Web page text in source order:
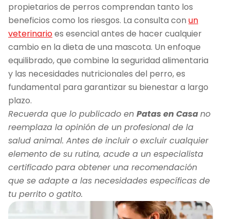
propietarios de perros comprendan tanto los
beneficios como los riesgos. La consulta con un
veterinarioes esencial antes de hacer cualquier
cambio en la dieta de una mascota. Un enfoque
equilibrado, que combine la seguridad alimentaria
y las necesidades nutricionales del perro, es
fundamental para garantizar su bienestar a largo
plazo.
Recuerda que lo publicado en Patas en Casano
reemplaza la opinión de un profesional de la
salud animal. Antes de incluir o excluir cualquier
elemento de su rutina, acude a un especialista
certificado para obtener una recomendación
que se adapte a las necesidades específicas de
tu perrito o gatito.